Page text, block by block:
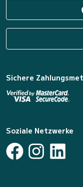
Sichere
Soziale Netzwerke